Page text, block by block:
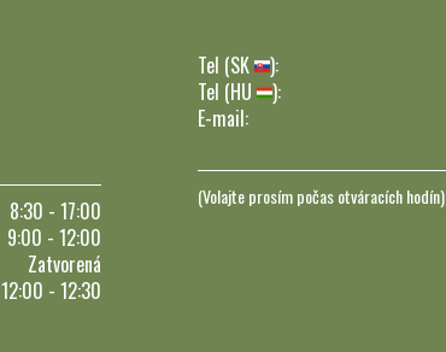
8:30 - 17:00
9:00 - 12:00
Zatvorená
12:00 - 12:30
Tel (SK ):
Tel (HU
):
E-mail:
(Volajte prosím počas otváracích hodín)